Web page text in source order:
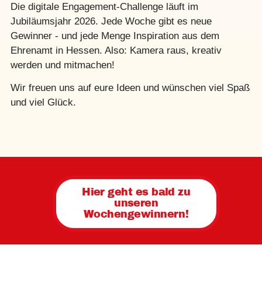
Die digitale Engagement-Challenge läuft im
Jubiläumsjahr 2026. Jede Woche gibt es neue
Gewinner - und jede Menge Inspiration aus dem
Ehrenamt in Hessen. Also: Kamera raus, kreativ
werden und mitmachen!
Wir freuen uns auf eure Ideen und wünschen viel Spaß
und viel Glück.
Hier geht es bald zu
unseren
Wochengewinnern!